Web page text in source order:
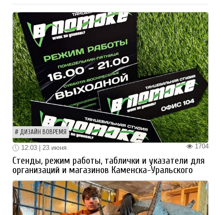
ДИЗАЙН ВОВРЕМЯ
1704
12:03 | 23 июня
Стенды, режим работы, таблички и указатели для
организаций и магазинов Каменска-Уральского